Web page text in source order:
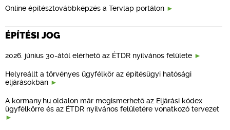
Online építésztovábbképzés a Tervlap portálon
ÉPÍTÉSI JOG
2026. június 30-ától elérhető az ÉTDR nyilvános felülete
Helyreállt a törvényes ügyfélkör az építésügyi hatósági
eljárásokban
A kormany.hu oldalon már megismerhető az Eljárási kódex
ügyfélkörre és az ÉTDR nyilvános felületére vonatkozó tervezet